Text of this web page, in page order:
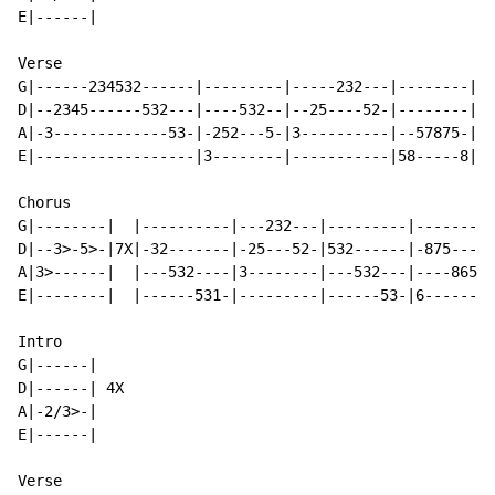
E|------|
Verse
G|------234532------|---------|-----232---
D|--2345------532---|----532--|--25----52-|--------
A|-3-------------53-|-252---5-|3----------|--57875-
E|------------------|3--------|-----------|58-----
Chorus
G|--------|  |----------|---232---|---------|--------|
D|--3>-5>-|7X|-32-------|-25---52-|532------|-875----|
A|3>------|  |---532----|3--------|---532---|----865-|
E|--------|  |------531-|---------|------53-|6-------|
Intro
G|------|
D|------| 4X
A|-2/3>-|
E|------|
Verse